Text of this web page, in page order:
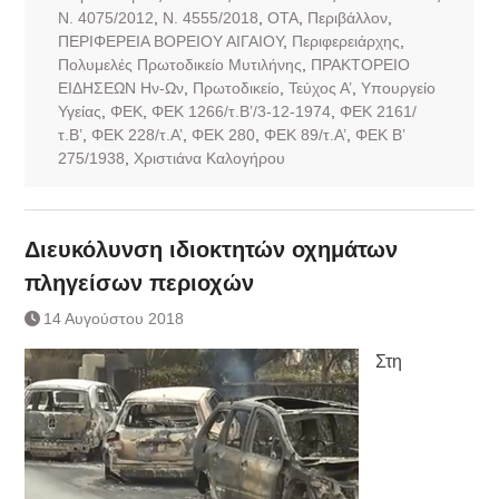
Ν. 4075/2012
Ν. 4555/2018 ΟΤΑ, Περιβάλλον,
ΠΕΡΙΦΕΡΕΙΑ ΒΟΡΕΙΟΥ ΑΙΓΑΙΟΥ, Περιφερειάρχης
Πολυμελές Πρωτοδικείο Μυτιλήνης
ΠΡΑΚΤΟΡΕΙΟ
ΕΙΔΗΣΕΩΝ Ην-Ων, Πρωτοδικείο Τεύχος Α’, Υπουργείο
Υγείας
ΦΕΚ, ΦΕΚ 1266/τ.Β’/3-12-1974, ΦΕΚ 2161/
τ.Β’, ΦΕΚ 228/τ.Α’, ΦΕΚ 280, ΦΕΚ 89/τ.Α’, ΦΕΚ Β’
275/1938
Χριστιάνα Καλογήρου
Διευκόλυνση ιδιοκτητών οχημάτων
πληγείσων περιοχών
14 Αυγούστου 2018
Στη